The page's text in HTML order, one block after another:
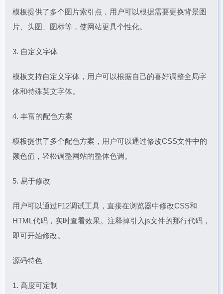
模板提供了多个图片索引点，用户可以根据需要更换背景图
片、头图、图标等，使网站更具个性化。
3. 自定义字体
模板支持自定义字体，用户可以根据自己的喜好调整全局字
体和特殊英文字体。
4. 丰富的配色方案
模板提供了多个配色方案，用户可以通过修改CSS文件中的
颜色值，轻松调整网站的整体色调。
5. 易于修改
用户可以通过F12调试工具，直接在浏览器中修改CSS和
HTML代码，实时查看效果。注释掉引入js文件的那行代码，
即可开始修改。
源码特色
1. 高度可定制